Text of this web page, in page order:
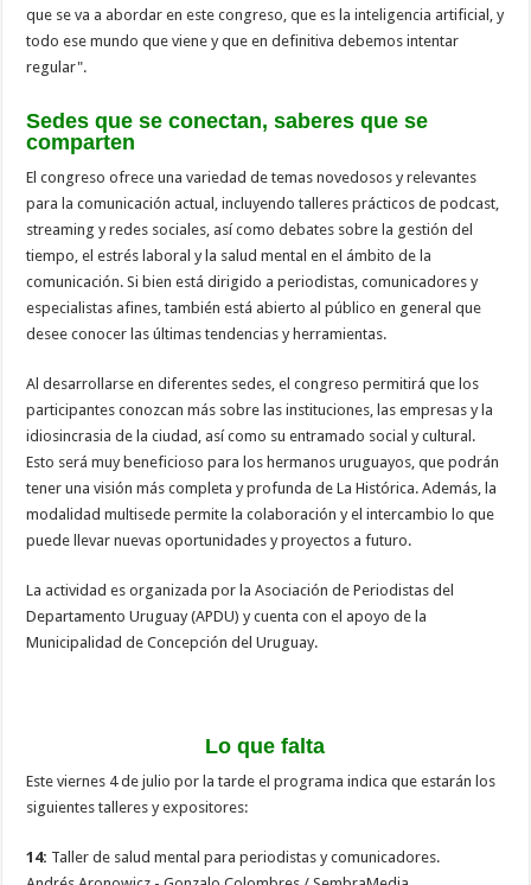
que se va a abordar en este congreso, que es la inteligencia artificial, y
todo ese mundo que viene y que en definitiva debemos intentar
regular".
Sedes que se conectan, saberes que se
comparten
El congreso ofrece una variedad de temas novedosos y relevantes
para la comunicación actual, incluyendo talleres prácticos de podcast,
streaming y redes sociales, así como debates sobre la gestión del
tiempo, el estrés laboral y la salud mental en el ámbito de la
comunicación. Si bien está dirigido a periodistas, comunicadores y
especialistas afines, también está abierto al público en general que
desee conocer las últimas tendencias y herramientas.
Al desarrollarse en diferentes sedes, el congreso permitirá que los
participantes conozcan más sobre las instituciones, las empresas y la
idiosincrasia de la ciudad, así como su entramado social y cultural.
Esto será muy beneficioso para los hermanos uruguayos, que podrán
tener una visión más completa y profunda de La Histórica. Además, la
modalidad multisede permite la colaboración y el intercambio lo que
puede llevar nuevas oportunidades y proyectos a futuro.
La actividad es organizada por la Asociación de Periodistas del
Departamento Uruguay (APDU) y cuenta con el apoyo de la
Municipalidad de Concepción del Uruguay.
Lo que falta
Este viernes 4 de julio por la tarde el programa indica que estarán los
siguientes talleres y expositores:
14: Taller de salud mental para periodistas y comunicadores.